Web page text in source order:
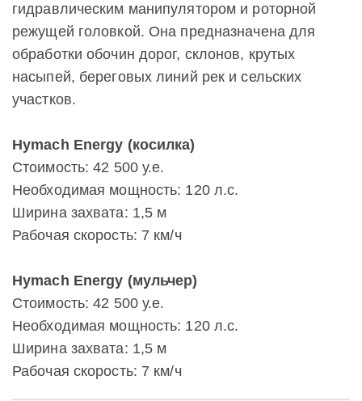
гидравлическим манипулятором и роторной
режущей головкой. Она предназначена для
обработки обочин дорог, склонов, крутых
насыпей, береговых линий рек и сельских
участков.
Hymach Energy (косилка)
Стоимость: 42 500 у.е.
Необходимая мощность: 120 л.с.
Ширина захвата: 1,5 м
Рабочая скорость: 7 км/ч
Hymach Energy (мульчер)
Стоимость: 42 500 у.е.
Необходимая мощность: 120 л.с.
Ширина захвата: 1,5 м
Рабочая скорость: 7 км/ч